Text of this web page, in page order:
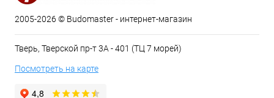
2005-2026 © Budomaster - интернет-магазин
Тверь, Тверской пр-т 3А - 401 (ТЦ 7 морей)
Посмотреть на карте